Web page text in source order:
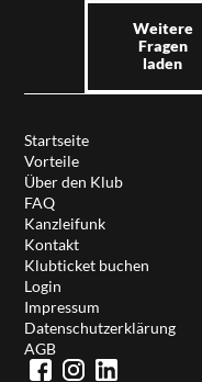
Weitere
Fragen
laden
Startseite
Vorteile
Über den Klub
FAQ
Kanzleifunk
Kontakt
Klubticket buchen
Login
Impressum
Datenschutzerklärung
AGB